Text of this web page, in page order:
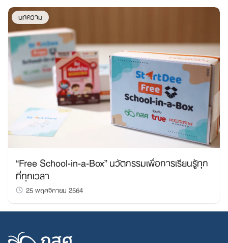
บทความ
“Free School-in-a-Box” นวัตกรรมเพื่อการเรียนรู้ทุก
ที่ทุกเวลา
25 พฤศจิกายน 2564